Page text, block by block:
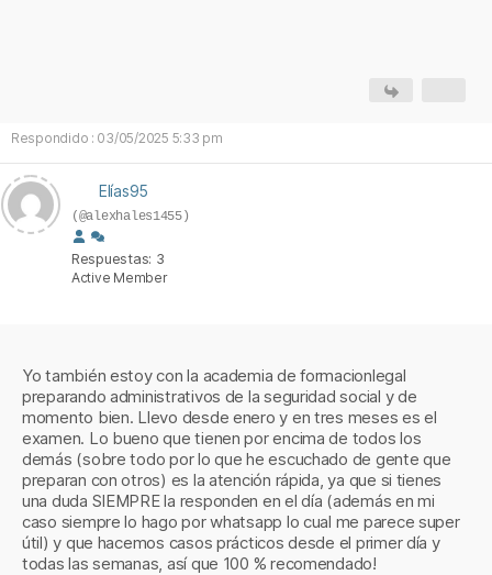
Respondido : 03/05/2025 5:33 pm
Elías95
(@alexhales1455)
Respuestas: 3
Active Member
Yo también estoy con la academia de formacionlegal
preparando administrativos de la seguridad social y de
momento bien. Llevo desde enero y en tres meses es el
examen. Lo bueno que tienen por encima de todos los
demás (sobre todo por lo que he escuchado de gente que
preparan con otros) es la atención rápida, ya que si tienes
una duda SIEMPRE la responden en el día (además en mi
caso siempre lo hago por whatsapp lo cual me parece super
útil) y que hacemos casos prácticos desde el primer día y
todas las semanas, así que 100 % recomendado!